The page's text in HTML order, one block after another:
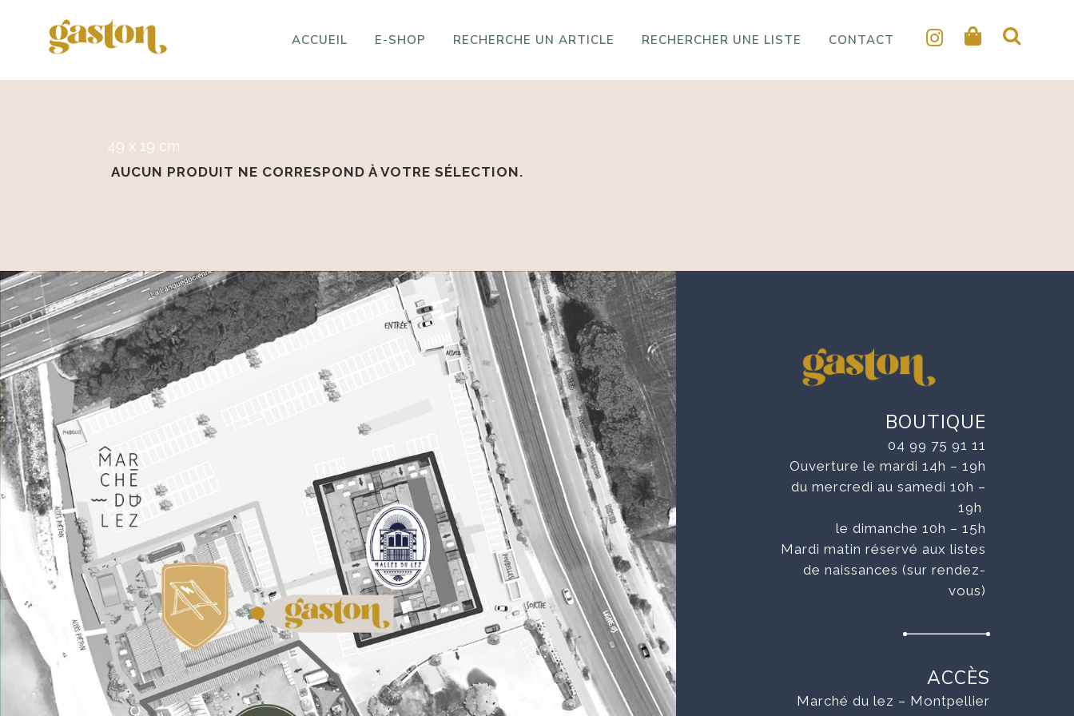
ACCUEIL E-SHOP RECHERCHE UN ARTICLE RECHERCHER UNE LISTE CONTACT
49 x 19 cm
AUCUN PRODUIT NE CORRESPOND À VOTRE SÉLECTION.
BOUTIQUE
04 99 75 91 11
Ouverture le mardi 14h – 19h
du mercredi au samedi 10h –
19h
le dimanche 10h – 15h
Mardi matin réservé aux listes
de naissances (sur rendez-
vous)
ACCÈS
Marché du lez – Montpellier